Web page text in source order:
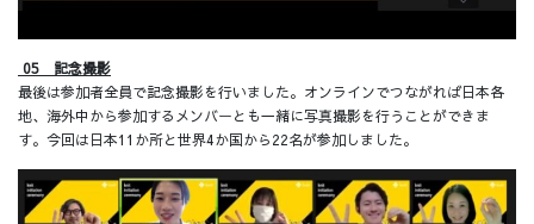
05 記念撮影
最後は参加者全員で記念撮影を行いました。オンラインでつながれば日本各
地、海外中から参加するメンバーとも一緒に写真撮影を行うことができま
す。今回は日本11か所と世界4か国から22名が参加しました。